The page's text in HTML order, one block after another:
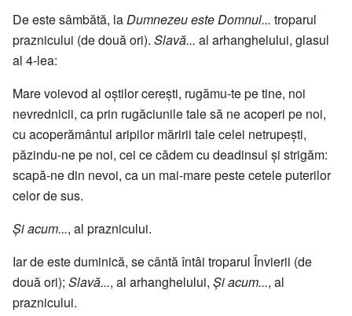
De este sâmbătă, la Dumnezeu este Domnul... troparul
praznicului (de două ori). Slavă... al arhanghelului, glasul
al 4-lea:
Mare voievod al oştilor cereşti, rugămu-te pe tine, noi
nevrednicii, ca prin rugăciunile tale să ne acoperi pe noi,
cu acoperământul aripilor măririi tale celei netrupeşti,
păzindu-ne pe noi, cei ce cădem cu deadinsul şi strigăm:
scapă-ne din nevoi, ca un mai-mare peste cetele puterilor
celor de sus.
Și acum..., al praznicului.
Iar de este duminică, se cântă întâi troparul Învierii (de
două ori); Slavă..., al arhanghelului, Și acum..., al
praznicului.